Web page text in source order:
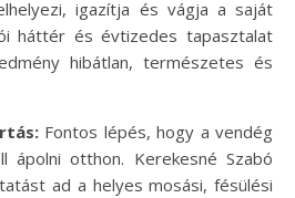
igazítja és vágja a saját
háttér és évtizedes tapasztalat
hibátlan, természetes és
Fontos lépés, hogy a vendég
ápolni otthon. Kerekesné Szabó
ad a helyes mosási, fésülési